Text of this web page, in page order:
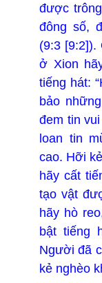
được
đông số,
(9:3 [9:2]).
ở Xion
tiếng hát:
bảo
đem tin
loan tin
cao. Hỡi
hãy cất
tạo vật
hãy hò
bật tiếng
Người đã
kẻ nghèo